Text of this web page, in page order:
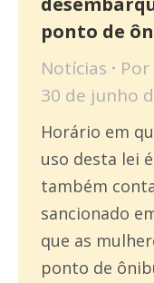
ponto de
Notícias Por
30 de junho
Horário em
uso desta lei
também
sancionado
que as
ponto de